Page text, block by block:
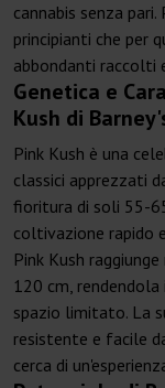
cannabis senza
principianti che per
abbondanti raccolti
Genetica e
Kush di
Pink Kush è una
classici apprezzati
fioritura di soli 55-
coltivazione rapido
Pink Kush
120 cm,
spazio limitato. La
resistente e facile
cerca di